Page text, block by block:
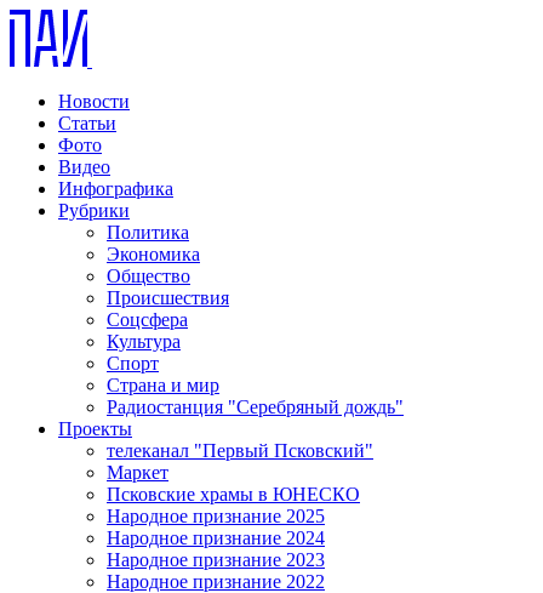
Новости
Статьи
Фото
Видео
Инфографика
Рубрики
Политика
Экономика
Общество
Происшествия
Соцсфера
Культура
Спорт
Страна и мир
Радиостанция "Серебряный дождь"
Проекты
телеканал "Первый Псковский"
Маркет
Псковские храмы в ЮНЕСКО
Народное признание 2025
Народное признание 2024
Народное признание 2023
Народное признание 2022